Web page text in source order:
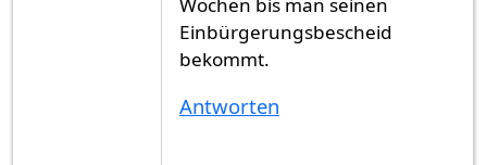
Wochen bis man seinen
Einbürgerungsbescheid
bekommt.
Antworten